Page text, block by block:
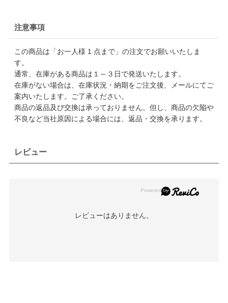
注意事項
この商品は「お一人様 1 点まで」の注文でお願いいたしま
す。
通常、在庫がある商品は１～３日で発送いたします。
在庫がない場合は、在庫状況・納期をご注文後、メールにてご
案内いたします。ご了承ください。
商品の返品及び交換は承っておりません。但し、商品の欠陥や
不良など当社原因による場合には、返品・交換を承ります。
レビュー
レビューはありません。